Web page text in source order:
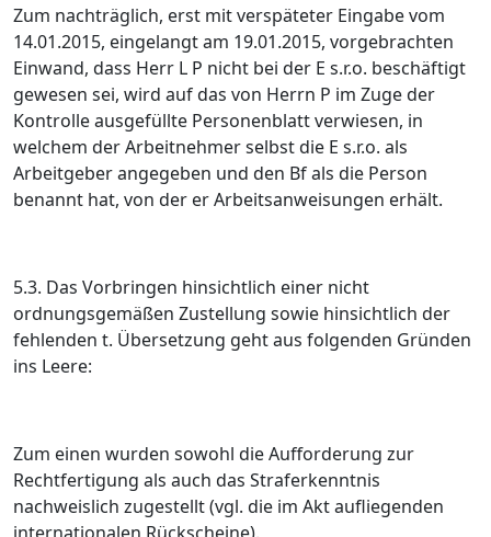
Zum nachträglich, erst mit verspäteter Eingabe vom
14.01.2015, eingelangt am 19.01.2015, vorgebrachten
Einwand, dass Herr L P nicht bei der E s.r.o. beschäftigt
gewesen sei, wird auf das von Herrn P im Zuge der
Kontrolle ausgefüllte Personenblatt verwiesen, in
welchem der Arbeitnehmer selbst die E s.r.o. als
Arbeitgeber angegeben und den Bf als die Person
benannt hat, von der er Arbeitsanweisungen erhält.
5.3. Das Vorbringen hinsichtlich einer nicht
ordnungsgemäßen Zustellung sowie hinsichtlich der
fehlenden t. Übersetzung geht aus folgenden Gründen
ins Leere:
Zum einen wurden sowohl die Aufforderung zur
Rechtfertigung als auch das Straferkenntnis
nachweislich zugestellt (vgl. die im Akt aufliegenden